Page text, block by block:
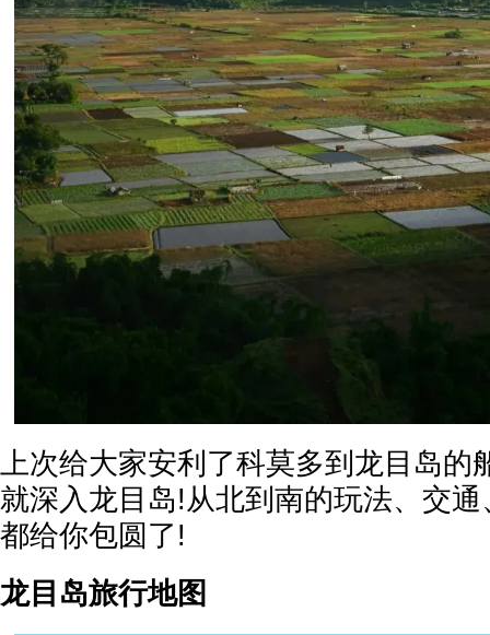
上次给大家安利了科莫多到龙目岛的
就深入龙目岛!从北到南的玩法、交
都给你包圆了!
龙目岛旅行地图